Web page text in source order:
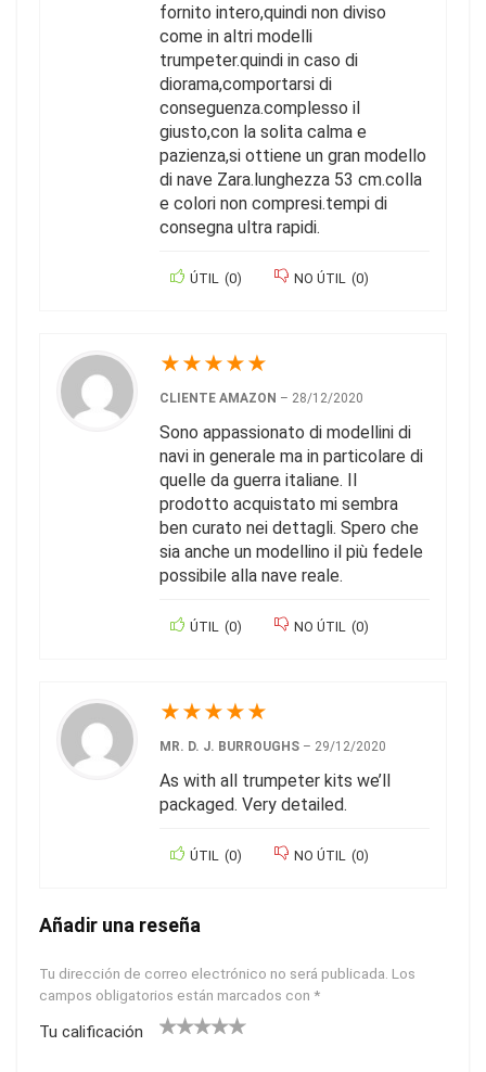
fornito intero,quindi non diviso
come in altri modelli
trumpeter.quindi in caso di
diorama,comportarsi di
conseguenza.complesso il
giusto,con la solita calma e
pazienza,si ottiene un gran modello
di nave Zara.lunghezza 53 cm.colla
e colori non compresi.tempi di
consegna ultra rapidi.
ÚTIL (0) NO ÚTIL (0)
★★★★★
CLIENTE AMAZON – 28/12/2020
Sono appassionato di modellini di
navi in generale ma in particolare di
quelle da guerra italiane. Il
prodotto acquistato mi sembra
ben curato nei dettagli. Spero che
sia anche un modellino il più fedele
possibile alla nave reale.
ÚTIL (0) NO ÚTIL (0)
★★★★★
MR. D. J. BURROUGHS – 29/12/2020
As with all trumpeter kits we’ll
packaged. Very detailed.
ÚTIL (0) NO ÚTIL (0)
Añadir una reseña
Tu dirección de correo electrónico no será publicada. Los
campos obligatorios están marcados con *
Tu calificación